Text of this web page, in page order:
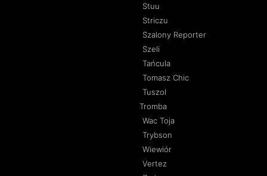
Stuu
Striczu
Szalony Reporter
Szeli
Tańcula
Tomasz Chic
Tuszol
Tromba
Wac Toja
Trybson
Wiewiór
Vertez